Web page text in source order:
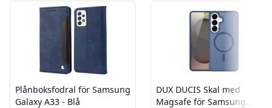
Plånboksfodral för Samsung
Galaxy A33 - Blå
DUX DUCIS Skal med
Magsafe för Samsung